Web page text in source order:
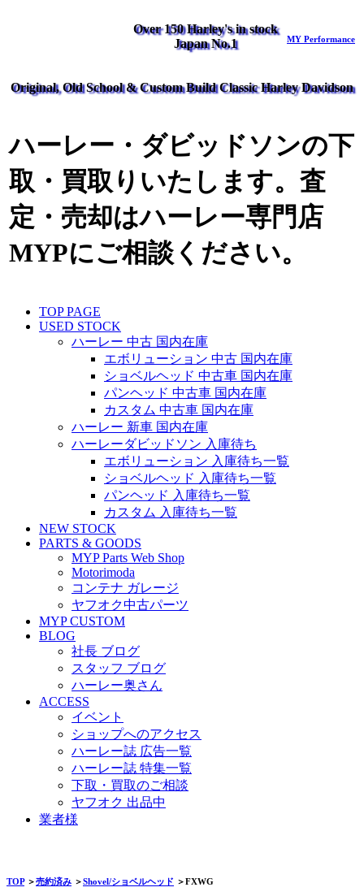
Over 150 Harley's in stock
Japan No.1
MY Performance
Original, Old School & Custom Build Classic Harley Davidson
ハーレー・ダビッドソンの下
取・買取りいたします。査
定・売却はハーレー専門店
MYPにご相談ください。
TOP PAGE
USED STOCK
ハーレー 中古 国内在庫
エボリューション 中古 国内在庫
ショベルヘッド 中古車 国内在庫
パンヘッド 中古車 国内在庫
カスタム 中古車 国内在庫
ハーレー 新車 国内在庫
ハーレーダビッドソン 入庫待ち
エボリューション 入庫待ち一覧
ショベルヘッド 入庫待ち一覧
パンヘッド 入庫待ち一覧
カスタム 入庫待ち一覧
NEW STOCK
PARTS & GOODS
MYP Parts Web Shop
Motorimoda
コンテナ ガレージ
ヤフオク中古パーツ
MYP CUSTOM
BLOG
社長 ブログ
スタッフ ブログ
ハーレー奥さん
ACCESS
イベント
ショップへのアクセス
ハーレー誌 広告一覧
ハーレー誌 特集一覧
下取・買取のご相談
ヤフオク 出品中
業者様
TOP＞売約済み ＞Shovel/ショベルヘッド ＞FXWG